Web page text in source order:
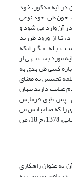
در آیه مذکور، خود
چون ظن، خود نوعى
آن وارد مى شود و
تـا از ورود ظن بد
بـله، مـگـر آنکه
مورد بحث نـهـى از
کسى ظن بدى به
تجسس به معناى
عنایت دارند پنهان
پس طبق فرمایش
را که صاحبانش مى
خواهند پوشیده بماند ما آنها را فاش سازیم. (طباطبایی، 1378، ج 18، ص
به عنوان راهکاری